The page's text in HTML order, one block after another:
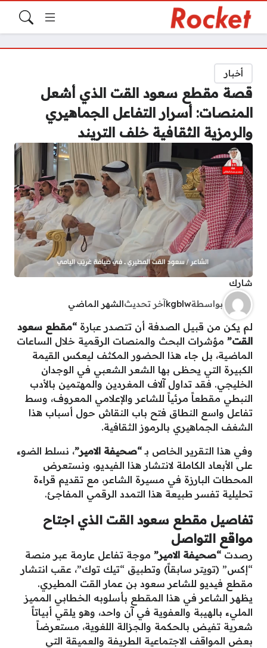
أخبار
قصة مقطع سعود القت الذي أشعل
المنصات: أسرار التفاعل الجماهيري
والرمزية الثقافية خلف التريند
شارك
بواسطةkgblwآخر تحديثالشهر الماضي
لم يكن من قبيل الصدفة أن تتصدر عبارة “مقطع سعود
القت” مؤشرات البحث والمنصات الرقمية خلال الساعات
الماضية، بل جاء هذا الحضور المكثف ليعكس القيمة
الكبيرة التي يحظى بها الشعر الشعبي في الوجدان
الخليجي. فقد تداول آلاف المغردين والمهتمين بالأدب
النبطي مقطعاً مرئياً للشاعر والإعلامي المعروف، وسط
تفاعل واسع النطاق فتح باب النقاش حول أسباب هذا
الشغف الجماهيري بالرموز الثقافية.
وفي هذا التقرير الخاص بـ “صحيفة الامير”، نسلط الضوء
على الأبعاد الكاملة لانتشار هذا الفيديو، ونستعرض
المحطات البارزة في مسيرة الشاعر، مع تقديم قراءة
تحليلية تفسر طبيعة هذا التمدد الرقمي المفاجئ.
تفاصيل مقطع سعود القت الذي اجتاح
مواقع التواصل
رصدت “صحيفة الامير” موجة تفاعل عارمة عبر منصة
“إكس” (تويتر سابقاً) وتطبيق “تيك توك”، عقب انتشار
مقطع فيديو للشاعر سعود بن عمار القت المطيري.
يظهر الشاعر في هذا المقطع بأسلوبه الخطابي المميز
المليء بالهيبة والعفوية في آن واحد، وهو يلقي أبياتاً
شعرية تفيض بالحكمة والجزالة اللغوية، مستعرضاً
بعض المواقف الاجتماعية الطريفة والعميقة التي